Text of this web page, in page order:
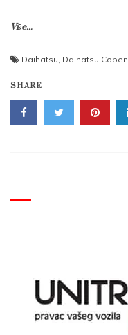
Više...
Daihatsu, Daihatsu Copen
SHARE